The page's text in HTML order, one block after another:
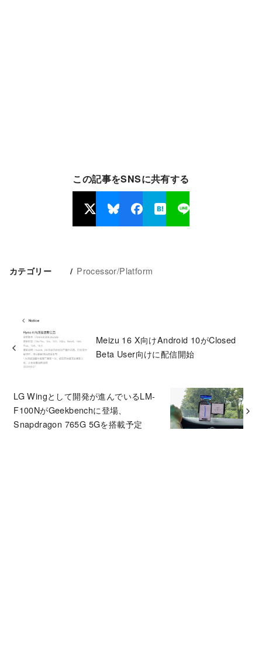
この記事をSNSに共有する
カテゴリー Processor/Platform
Meizu 16 X向けAndroid 10がClosed
Beta User向けに配信開始
LG Wingとして開発が進んでいるLM-
F100NがGeekbenchに登場、
Snapdragon 765G 5Gを搭載予定